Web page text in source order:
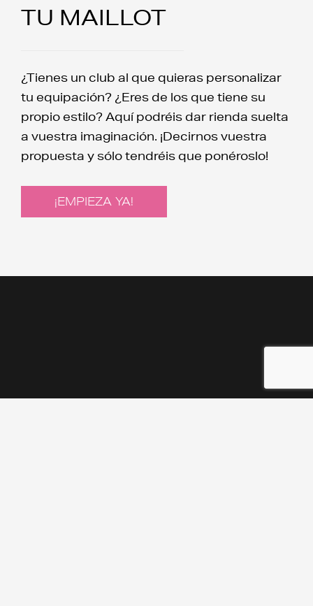
TU MAILLOT
¿Tienes un club al que quieras personalizar
tu equipación? ¿Eres de los que tiene su
propio estilo? Aquí podréis dar rienda suelta
a vuestra imaginación. ¡Decirnos vuestra
propuesta y sólo tendréis que ponéroslo!
¡EMPIEZA YA!